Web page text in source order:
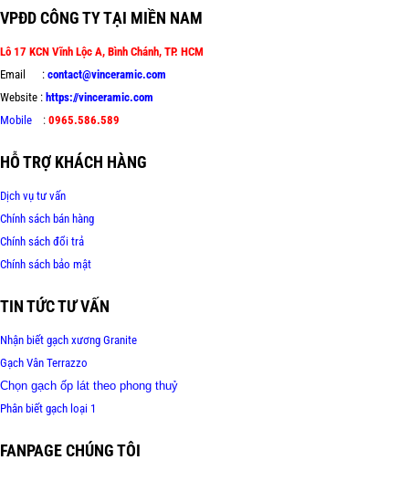
VPĐD CÔNG TY TẠI MIỀN NAM
Lô 17 KCN Vĩnh Lộc A, Bình Chánh, TP. HCM
Email : contact@vinceramic.com
Website : https://vinceramic.com
Mobile : 0965.586.589
HỖ TRỢ KHÁCH HÀNG
Dịch vụ tư vấn
Chính sách bán hàng
Chính sách đổi trả
Chính sách bảo mật
TIN TỨC TƯ VẤN
Nhận biết gạch xương Granite
Gạch Vân Terrazzo
Chọn gạch ốp lát theo phong thuỷ
Phân biết gạch loại 1
FANPAGE CHÚNG TÔI